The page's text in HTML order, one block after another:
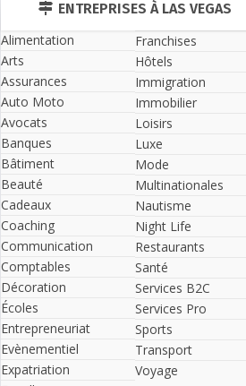
ENTREPRISES À LAS VEGAS
Alimentation
Arts
Assurances
Auto Moto
Avocats
Banques
Bâtiment
Beauté
Cadeaux
Coaching
Communication
Comptables
Décoration
Écoles
Entrepreneuriat
Evènementiel
Expatriation
Franchises
Hôtels
Immigration
Immobilier
Loisirs
Luxe
Mode
Multinationales
Nautisme
Night Life
Restaurants
Santé
Services B2C
Services Pro
Sports
Transport
Voyage